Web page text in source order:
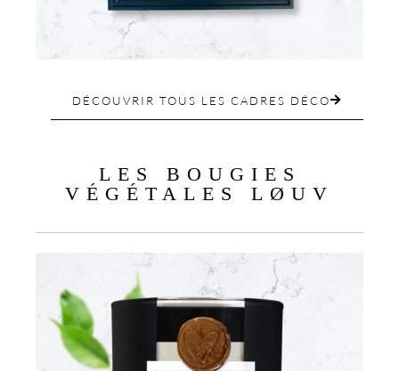
120.00€
DÉCOUVRIR TOUS LES CADRES DÉCO
LES BOUGIES
VÉGÉTALES LØUV